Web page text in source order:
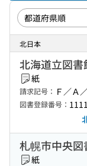
北日本
北海道立図書
紙
請求記号： Ｆ／Ａ
図書登録番号：
札幌市中央図
紙